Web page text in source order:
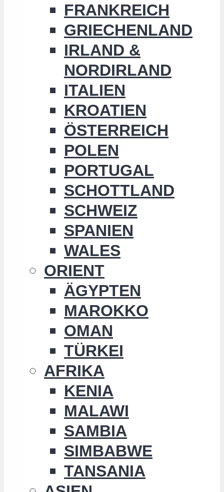
FRANKREICH
GRIECHENLAND
IRLAND &
NORDIRLAND
ITALIEN
KROATIEN
ÖSTERREICH
POLEN
PORTUGAL
SCHOTTLAND
SCHWEIZ
SPANIEN
WALES
ORIENT
ÄGYPTEN
MAROKKO
OMAN
TÜRKEI
AFRIKA
KENIA
MALAWI
SAMBIA
SIMBABWE
TANSANIA